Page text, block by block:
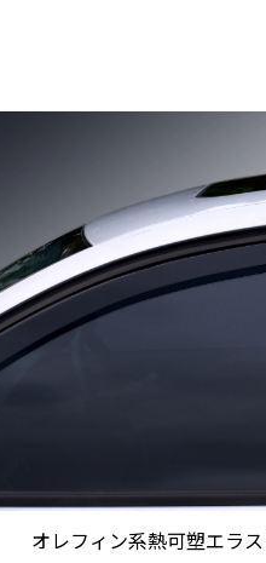
オレフィン系熱可塑エラ